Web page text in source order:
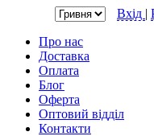
Вхід |
Про нас
Доставка
Оплата
Блог
Оферта
Оптовий відділ
Контакти